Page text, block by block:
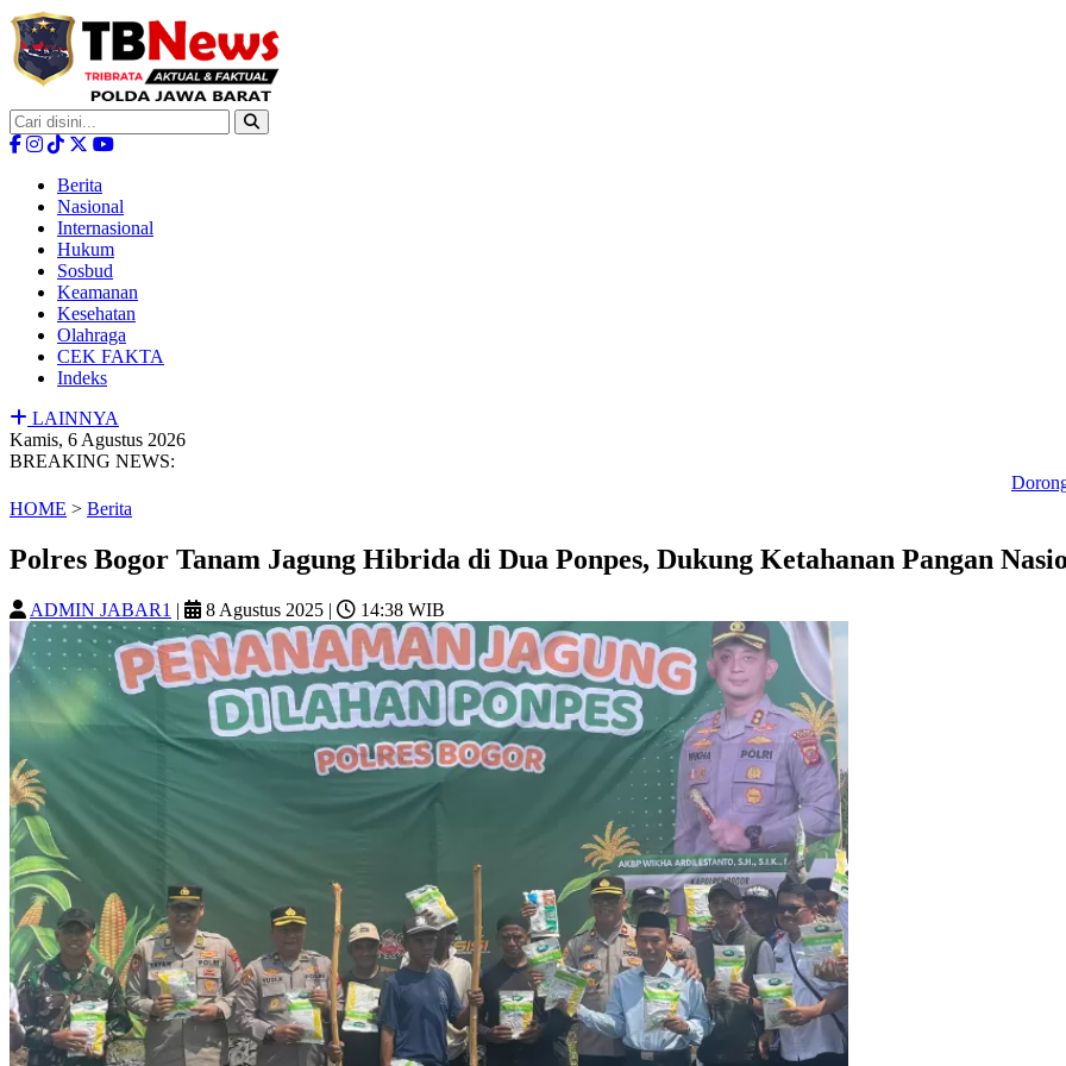
Berita
Nasional
Internasional
Hukum
Sosbud
Keamanan
Kesehatan
Olahraga
CEK FAKTA
Indeks
LAINNYA
Kamis, 6 Agustus 2026
BREAKING NEWS:
Dorong
HOME > Berita
Polres Bogor Tanam Jagung Hibrida di Dua Ponpes, Dukung Ketahanan Pangan
ADMIN JABAR1 | 8 Agustus 2025 | 14:38 WIB